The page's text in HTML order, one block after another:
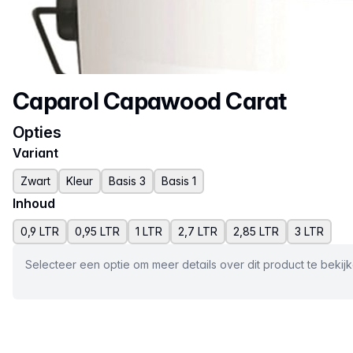
Productnaam
Caparol Capawood Carat
Opties
Variant
Zwart Kleur Basis 3 Basis 1
Inhoud
0,9 LTR 0,95 LTR 1 LTR 2,7 LTR 2,85 LTR 3 LTR
Selecteer een optie om meer details over dit product te